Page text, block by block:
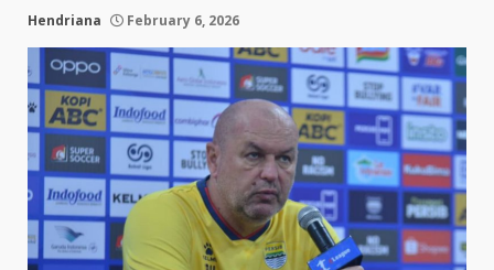
Hendriana February 6, 2026